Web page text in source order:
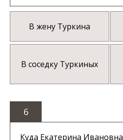
В жену Туркина
В соседку Туркиных
6
Куда Екатерина Ивановна